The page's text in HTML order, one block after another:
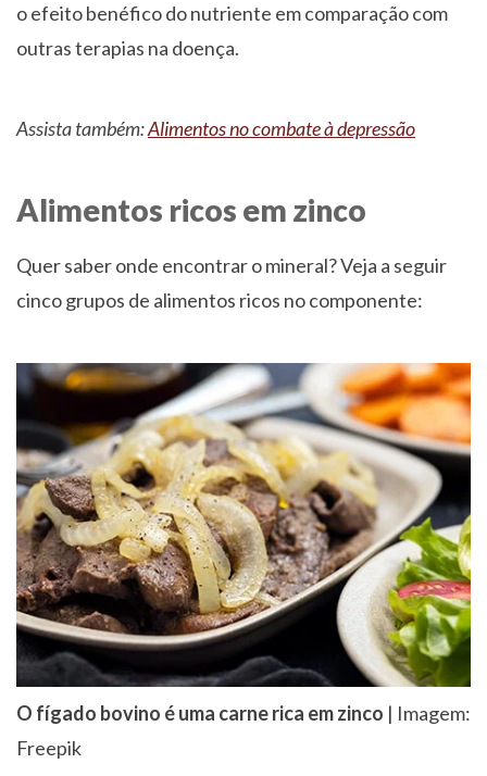
o efeito benéfico do nutriente em comparação com
outras terapias na doença.
Assista também:Alimentos no combate à depressão
Alimentos ricos em zinco
Quer saber onde encontrar o mineral? Veja a seguir
cinco grupos de alimentos ricos no componente:
O fígado bovino é uma carne rica em zinco | Imagem:
Freepik